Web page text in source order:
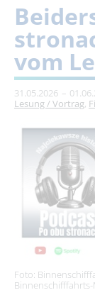
vom
31.05.2026 –
Lesung / Vortrag,
Foto: